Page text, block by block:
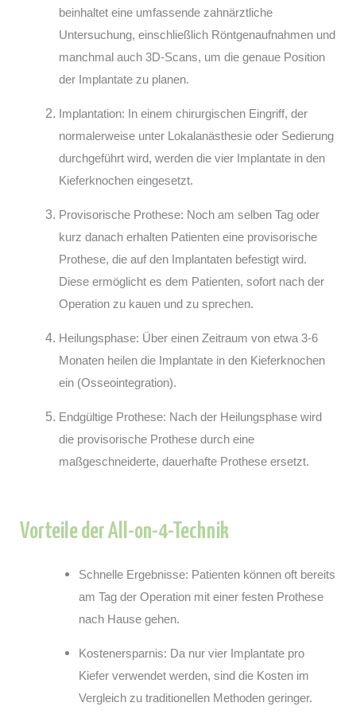
beinhaltet eine umfassende zahnärztliche
Untersuchung, einschließlich Röntgenaufnahmen und
manchmal auch 3D-Scans, um die genaue Position
der Implantate zu planen.
Implantation: In einem chirurgischen Eingriff, der
normalerweise unter Lokalanästhesie oder Sedierung
durchgeführt wird, werden die vier Implantate in den
Kieferknochen eingesetzt.
Provisorische Prothese: Noch am selben Tag oder
kurz danach erhalten Patienten eine provisorische
Prothese, die auf den Implantaten befestigt wird.
Diese ermöglicht es dem Patienten, sofort nach der
Operation zu kauen und zu sprechen.
Heilungsphase: Über einen Zeitraum von etwa 3-6
Monaten heilen die Implantate in den Kieferknochen
ein (Osseointegration).
Endgültige Prothese: Nach der Heilungsphase wird
die provisorische Prothese durch eine
maßgeschneiderte, dauerhafte Prothese ersetzt.
Vorteile der All-on-4-Technik
Schnelle Ergebnisse: Patienten können oft bereits
am Tag der Operation mit einer festen Prothese
nach Hause gehen.
Kostenersparnis: Da nur vier Implantate pro
Kiefer verwendet werden, sind die Kosten im
Vergleich zu traditionellen Methoden geringer.